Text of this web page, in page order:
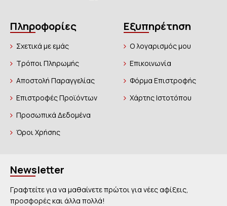
Πληροφορίες
Σχετικά με εμάς
Τρόποι Πληρωμής
Αποστολή Παραγγελίας
Επιστροφές Προϊόντων
Προσωπικά Δεδομένα
Όροι Χρήσης
Εξυπηρέτηση
Ο λογαρισμός μου
Επικοινωνία
Φόρμα Επιστροφής
Χάρτης Ιστοτόπου
Newsletter
Γραφτείτε για να μαθαίνετε πρώτοι για νέες αφίξεις,
προσφορές και άλλα πολλά!